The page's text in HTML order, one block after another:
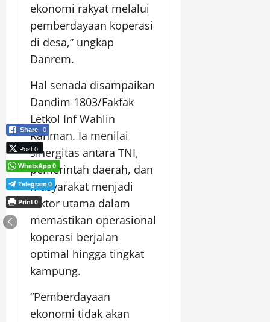
ekonomi rakyat melalui
pemberdayaan koperasi
di desa,” ungkap
Danrem.
Hal senada disampaikan
Dandim 1803/Fakfak
Letkol Inf Wahlin
Rahman. Ia menilai
sinergitas antara TNI,
pemerintah daerah, dan
masyarakat menjadi
faktor utama dalam
memastikan operasional
koperasi berjalan
optimal hingga tingkat
kampung.
“Pemberdayaan
ekonomi tidak akan
Share 0
Post 0
WhatsApp0
Telegram 0
Print0